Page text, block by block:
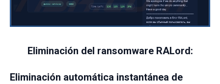
Eliminación del ransomware RALord:
Eliminación automática instantánea de